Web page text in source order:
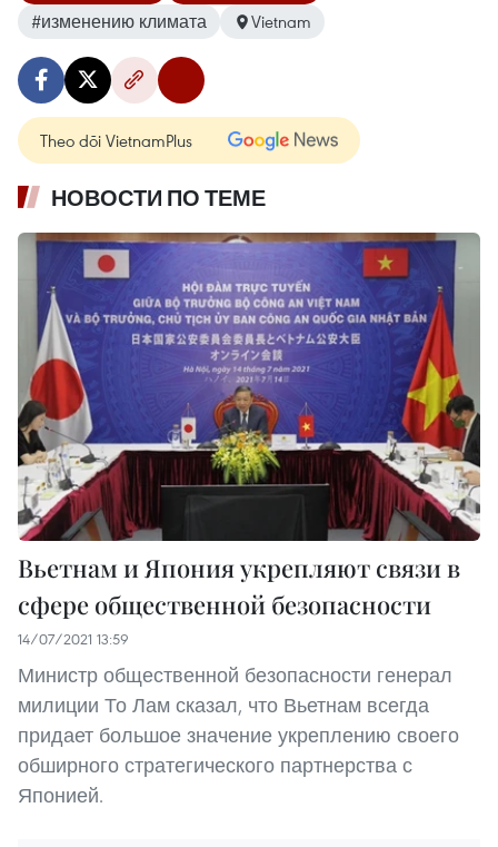
#изменению климата
Vietnam
Theo dõi VietnamPlus
НОВОСТИ ПО ТЕМЕ
Вьетнам и Япония укрепляют связи в
сфере общественной безопасности
14/07/2021 13:59
Министр общественной безопасности генерал
милиции То Лам сказал, что Вьетнам всегда
придает большое значение укреплению своего
обширного стратегического партнерства с
Японией.